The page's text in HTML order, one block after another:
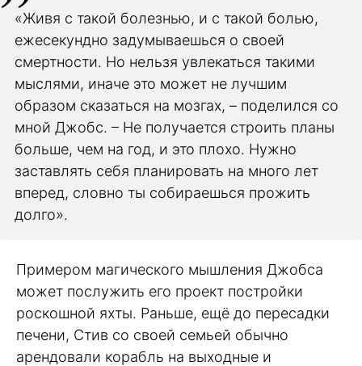
«Живя с такой болезнью, и с такой болью,
ежесекундно задумываешься о своей
смертности. Но нельзя увлекаться такими
мыслями, иначе это может не лучшим
образом сказаться на мозгах, – поделился со
мной Джобс. – Не получается строить планы
больше, чем на год, и это плохо. Нужно
заставлять себя планировать на много лет
вперед, словно ты собираешься прожить
долго».
Примером магического мышления Джобса
может послужить его проект постройки
роскошной яхты. Раньше, ещё до пересадки
печени, Стив со своей семьей обычно
арендовали корабль на выходные и